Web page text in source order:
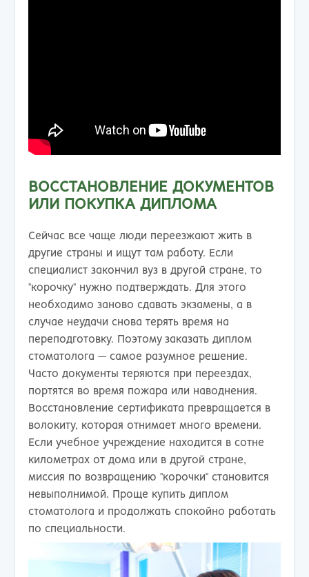
ВОССТАНОВЛЕНИЕ ДОКУМЕНТОВ
ИЛИ ПОКУПКА ДИПЛОМА
Сейчас все чаще люди переезжают жить в
другие страны и ищут там работу. Если
специалист закончил вуз в другой стране, то
"корочку" нужно подтверждать. Для этого
необходимо заново сдавать экзамены, а в
случае неудачи снова терять время на
переподготовку. Поэтому заказать диплом
стоматолога — самое разумное решение.
Часто документы теряются при переездах,
портятся во время пожара или наводнения.
Восстановление сертификата превращается в
волокиту, которая отнимает много времени.
Если учебное учреждение находится в сотне
километрах от дома или в другой стране,
миссия по возвращению "корочки" становится
невыполнимой. Проще купить диплом
стоматолога и продолжать спокойно работать
по специальности.